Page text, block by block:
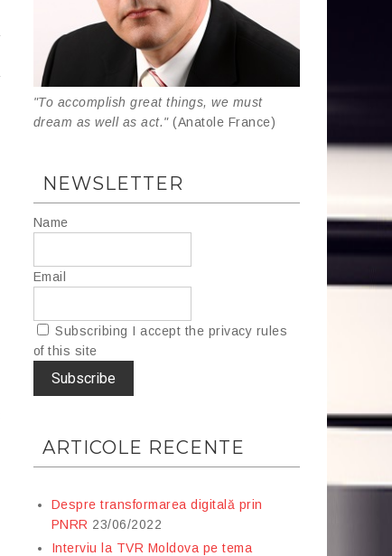
"To accomplish great things, we must
dream as well as act."(Anatole France)
NEWSLETTER
Name
Email
Subscribing I accept the privacy rules
of this site
ARTICOLE RECENTE
Despre transformarea digitală prin
PNRR 23/06/2022
Interviu la TVR Moldova pe tema